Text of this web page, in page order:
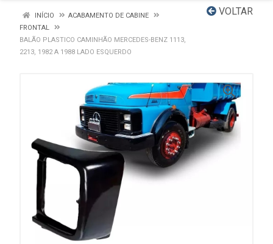
VOLTAR
INÍCIO
ACABAMENTO DE CABINE
FRONTAL
BALÃO PLASTICO CAMINHÃO MERCEDES-BENZ 1113,
2213, 1982 A 1988 LADO ESQUERDO